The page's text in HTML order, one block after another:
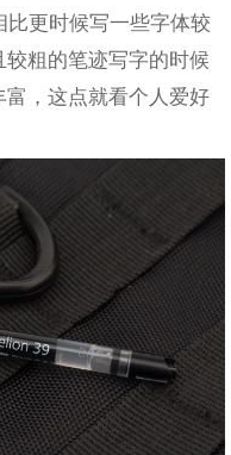
比更时候写一些字体较
粗的笔迹写字的时候
，这点就看个人爱好